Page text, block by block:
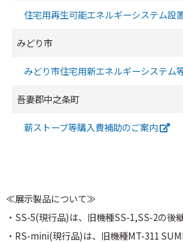
住宅用再生可能エネルギーシステム設
みどり市
みどり市住宅用新エネルギーシステム
吾妻郡中之条町
薪ストーブ等購入費補助のご案内
≪展示製品について≫
・SS-5(現行品)は、旧機種SS-1,SS-2の後継
・RS-mini(現行品)は、旧機種MT-311